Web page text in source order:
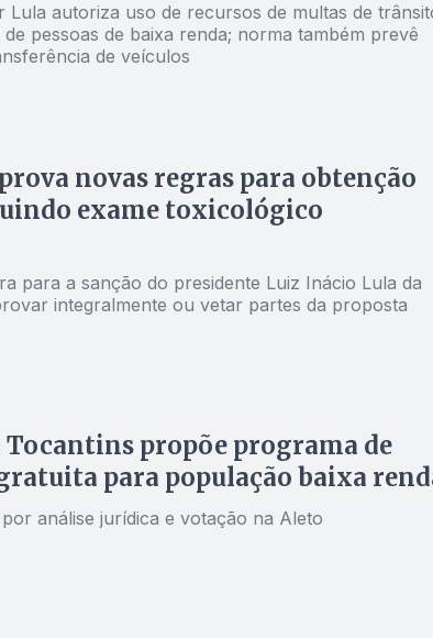
Lula autoriza uso de recursos de multas de
pessoas de baixa renda; norma também prevê
de veículos
novas regras para obtenção
exame toxicológico
para a sanção do presidente Luiz Inácio Lula da
integralmente ou vetar partes da proposta
Tocantins propõe programa de
para população baixa
análise jurídica e votação na Aleto